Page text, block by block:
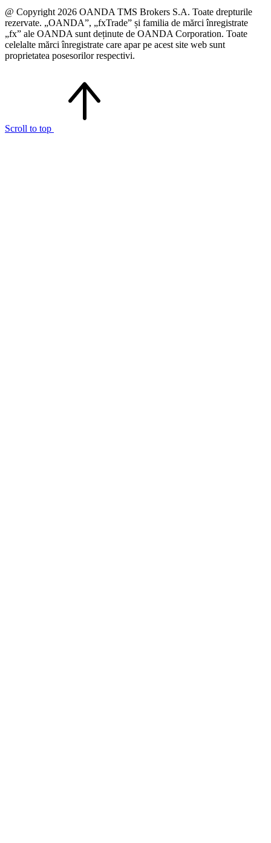
@ Copyright 2026 OANDA TMS Brokers S.A. Toate drepturile
rezervate. „OANDA”, „fxTrade” și familia de mărci înregistrate
„fx” ale OANDA sunt deținute de OANDA Corporation. Toate
celelalte mărci înregistrate care apar pe acest site web sunt
proprietatea posesorilor respectivi.
Scroll to top